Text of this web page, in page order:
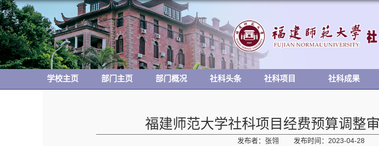
学校主页 部门主页 部门概况 社科头条 社科项目 社科成果
福建师范大学社科项目经费预算调整
发布者：张翎 发布时间：2023-04-28